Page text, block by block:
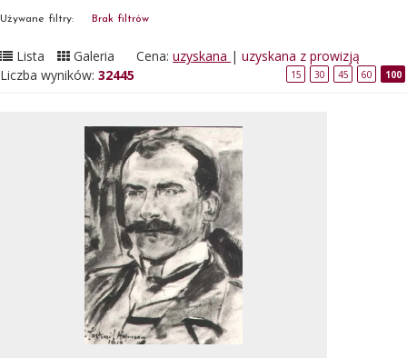
Używane filtry: Brak filtrów
Lista Galeria Cena: uzyskana | uzyskana z prowizją
Liczba wyników: 32445 15 30 45 60 100